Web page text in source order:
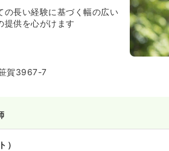
の長い経験に基づく幅の広い
提供を心がけます
賀3967-7
）